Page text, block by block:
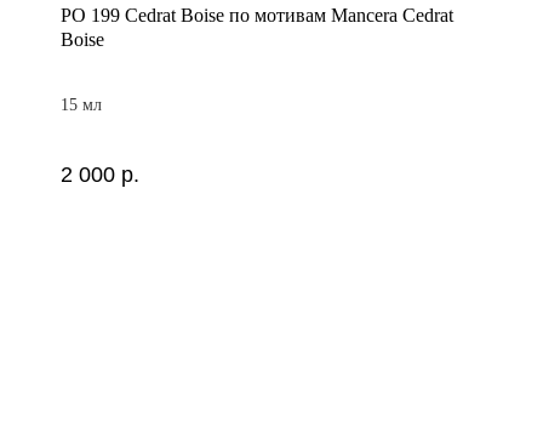
PO 199 Cedrat Boise по мотивам Mancera Cedrat
Boise
15 мл
2 000 р.